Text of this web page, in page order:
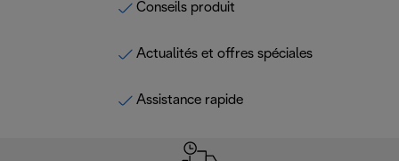
Conseils produit
Actualités et offres spéciales
Assistance rapide